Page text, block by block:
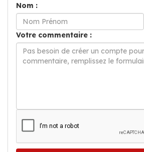
Nom :
Votre commentaire :